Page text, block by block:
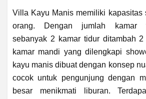
Villa Kayu Manis memiliki kapasitas
orang. Dengan jumlah kamar
sebanyak 2 kamar tidur ditambah
kamar mandi yang dilengkapi
kayu manis dibuat dengan konsep
cocok untuk pengunjung dengan
besar menikmati liburan.